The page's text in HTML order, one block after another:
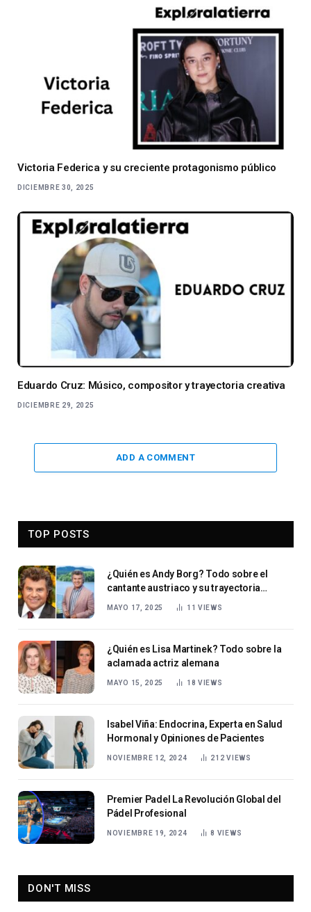
Victoria Federica y su creciente protagonismo público
DICIEMBRE 30, 2025
Eduardo Cruz: Músico, compositor y trayectoria creativa
DICIEMBRE 29, 2025
ADD A COMMENT
TOP POSTS
¿Quién es Andy Borg? Todo sobre el
cantante austriaco y su trayectoria
musical en el estilo Schlager
MAYO 17, 2025 11 VIEWS
¿Quién es Lisa Martinek? Todo sobre la
aclamada actriz alemana
MAYO 15, 2025 18 VIEWS
Isabel Viña: Endocrina, Experta en Salud
Hormonal y Opiniones de Pacientes
NOVIEMBRE 12, 2024 212VIEWS
Premier Padel La Revolución Global del
Pádel Profesional
NOVIEMBRE 19, 2024 8 VIEWS
DON'T MISS